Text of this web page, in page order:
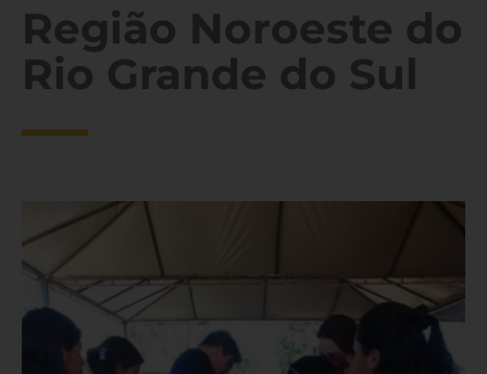
Região Noroeste do
Rio Grande do Sul